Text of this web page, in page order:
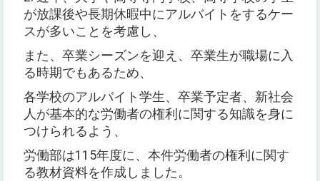
が放課後や長期休暇中にアルバイトをするケー
スが多いことを考慮し、
また、卒業シーズンを迎え、卒業生が職場に入
る時期でもあるため、
各学校のアルバイト学生、卒業予定者、新社会
人が基本的な労働者の権利に関する知識を身に
つけられるよう、
労働部は115年度に、本件労働者の権利に関す
る教材資料を作成しました。